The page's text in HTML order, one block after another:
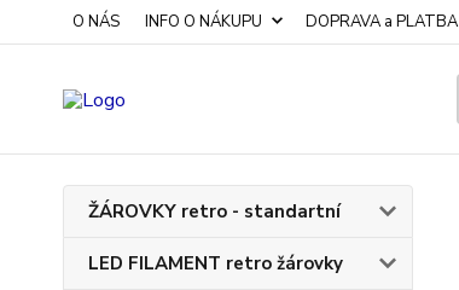
O NÁS INFO O NÁKUPU DOPRAVA a PLATBA
ŽÁROVKY retro - standartní
LED FILAMENT retro žárovky